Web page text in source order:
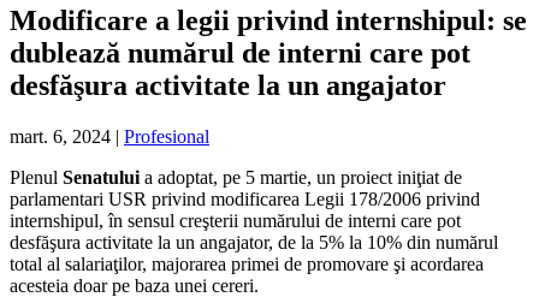
Modificare a legii privind internshipul: se
dublează numărul de interni care pot
desfăşura activitate la un angajator
mart. 6, 2024 | Profesional
Plenul Senatului a adoptat, pe 5 martie, un proiect iniţiat de
parlamentari USR privind modificarea Legii 178/2006 privind
internshipul, în sensul creşterii numărului de interni care pot
desfăşura activitate la un angajator, de la 5% la 10% din numărul
total al salariaţilor, majorarea primei de promovare şi acordarea
acesteia doar pe baza unei cereri.